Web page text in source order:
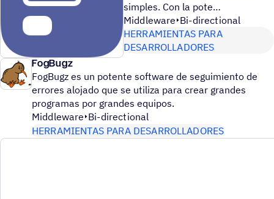
simples. Con la pote
Middleware Bi-directional
HERRAMIENTAS PARA
DESARROLLADORES
FogBugz
FogBugz es un potente software de seguimiento de
errores alojado que se utiliza para crear grandes
programas por grandes equipos.
Middleware Bi-directional
HERRAMIENTAS PARA DESARROLLADORES